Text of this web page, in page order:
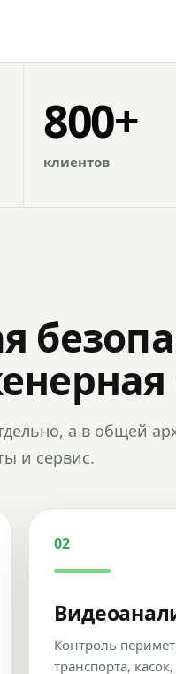
800+
клиентов
а в общей
и сервис.
02
Контроль
транспорта,